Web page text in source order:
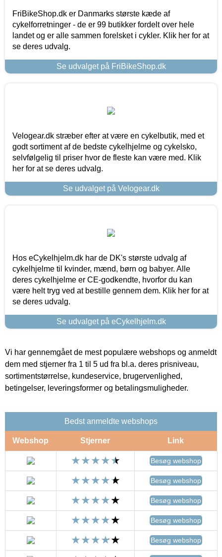
FriBikeShop.dk er Danmarks største kæde af
cykelforretninger - de er 99 butikker fordelt over hele
landet og er alle sammen forelsket i cykler. Klik her for at
se deres udvalg.
Se udvalget på FriBikeShop.dk
Velogear.dk stræber efter at være en cykelbutik, med et
godt sortiment af de bedste cykelhjelme og cykelsko,
selvfølgelig til priser hvor de fleste kan være med. Klik
her for at se deres udvalg.
Se udvalget på Velogear.dk
Hos eCykelhjelm.dk har de DK's største udvalg af
cykelhjelme til kvinder, mænd, børn og babyer. Alle
deres cykelhjelme er CE-godkendte, hvorfor du kan
være helt tryg ved at bestille gennem dem. Klik her for at
se deres udvalg.
Se udvalget på eCykelhjelm.dk
Vi har gennemgået de mest populære webshops og anmeldt
dem med stjerner fra 1 til 5 ud fra bl.a. deres prisniveau,
sortimentstørrelse, kundeservice, brugervenlighed,
betingelser, leveringsformer og betalingsmuligheder.
Bedst anmeldte webshops
Webshop Stjerner Link
Besøg webshop
Besøg webshop
Besøg webshop
Besøg webshop
Besøg webshop